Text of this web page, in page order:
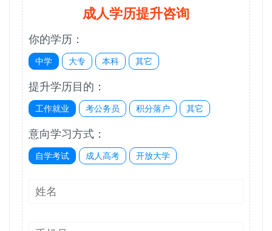
成人学历提升咨询
你的学历：
中学 大专 本科 其它
提升学历目的：
工作就业 考公务员 积分落户 其它
意向学习方式：
自学考试 成人高考 开放大学